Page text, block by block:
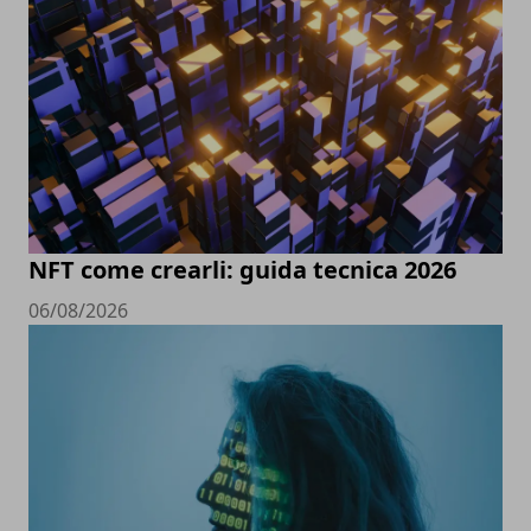
NFT come crearli: guida tecnica 2026
06/08/2026